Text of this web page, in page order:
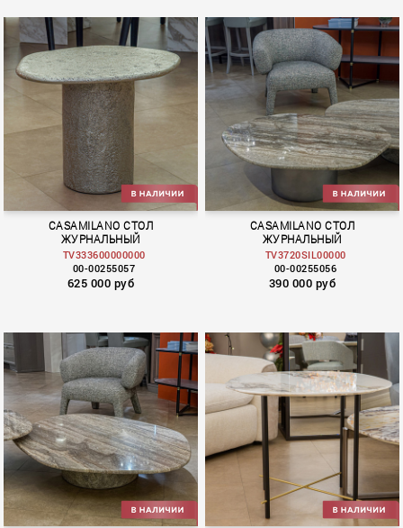
CASAMILANO СТОЛ
ЖУРНАЛЬНЫЙ
TV333600000000
00-00255057
625 000 руб
CASAMILANO СТОЛ
ЖУРНАЛЬНЫЙ
TV3720SIL00000
00-00255056
390 000 руб